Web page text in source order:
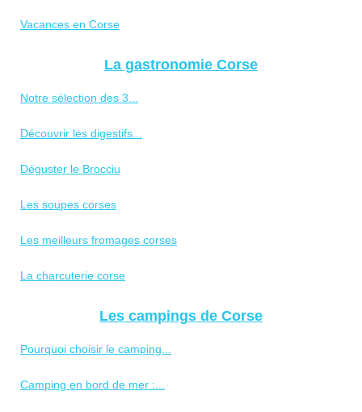
Vacances en Corse
La gastronomie Corse
Notre sélection des 3...
Découvrir les digestifs...
Déguster le Brocciu
Les soupes corses
Les meilleurs fromages corses
La charcuterie corse
Les campings de Corse
Pourquoi choisir le camping...
Camping en bord de mer :...